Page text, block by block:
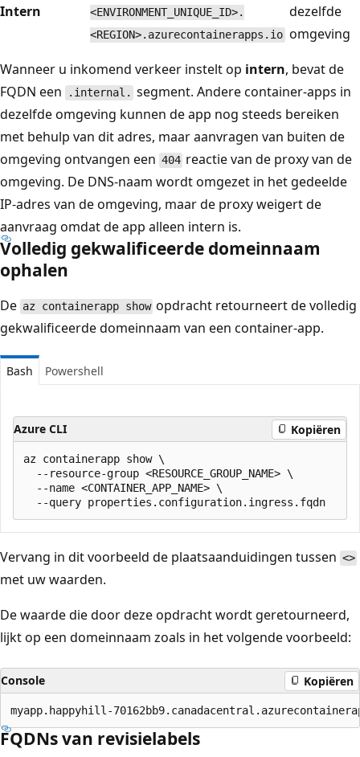
Intern
<ENVIRONMENT_UNIQUE_ID>.
<REGION>.azurecontainerapps.io
dezelfde
omgeving
Wanneer u inkomend verkeer instelt op intern, bevat de
FQDN een
.internal. segment. Andere container-apps in
dezelfde omgeving kunnen de app nog steeds bereiken
met behulp van dit adres, maar aanvragen van buiten de
omgeving ontvangen een 404 reactie van de proxy van de
omgeving. De DNS-naam wordt omgezet in het gedeelde
IP-adres van de omgeving, maar de proxy weigert de
aanvraag omdat de app alleen intern is.
Volledig gekwalificeerde domeinnaam
ophalen
De az containerapp show opdracht retourneert de volledig
gekwalificeerde domeinnaam van een container-app.
Bash Powershell
Azure CLI Kopiëren
az containerapp show \
  --resource-group <RESOURCE_GROUP_NAME> \
  --name <CONTAINER_APP_NAME> \
Vervang in dit voorbeeld de plaatsaanduidingen tussen <>
met uw waarden.
De waarde die door deze opdracht wordt geretourneerd,
lijkt op een domeinnaam zoals in het volgende voorbeeld:
Console Kopiëren
FQDNs van revisielabels